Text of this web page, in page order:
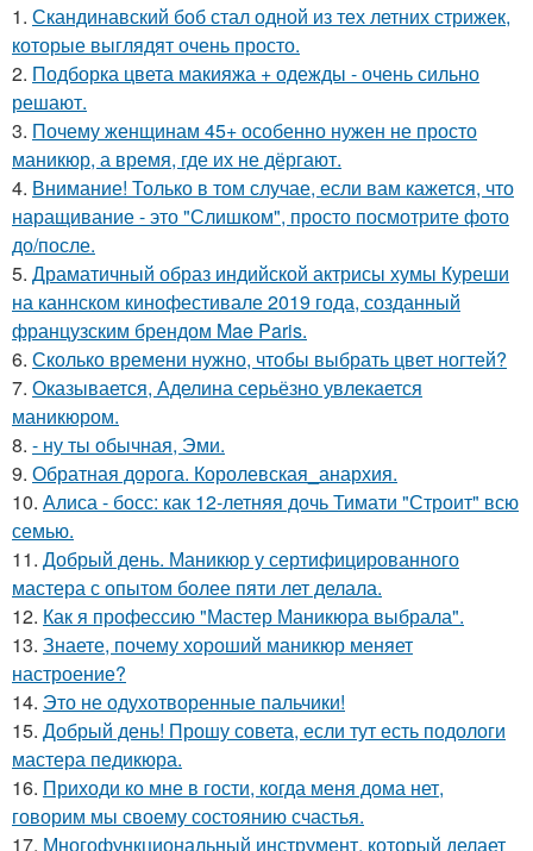
1. Скандинавский боб стал одной из тех летних стрижек,
которые выглядят очень просто.
2. Подборка цвета макияжа + одежды - очень сильно
решают.
3. Почему женщинам 45+ особенно нужен не просто
маникюр, а время, где их не дёргают.
4. Внимание! Только в том случае, если вам кажется, что
наращивание - это "Слишком", просто посмотрите фото
до/после.
5. Драматичный образ индийской актрисы хумы Куреши
на каннском кинофестивале 2019 года, созданный
французским брендом Mae Paris.
6. Сколько времени нужно, чтобы выбрать цвет ногтей?
7. Оказывается, Аделина серьёзно увлекается
маникюром.
8. - ну ты обычная, Эми.
9. Обратная дорога. Королевская_анархия.
10. Алиса - босс: как 12-летняя дочь Тимати "Строит" всю
семью.
11. Добрый день. Маникюр у сертифицированного
мастера с опытом более пяти лет делала.
12. Как я профессию "Мастер Маникюра выбрала".
13. Знаете, почему хороший маникюр меняет
настроение?
14. Это не одухотворенные пальчики!
15. Добрый день! Прошу совета, если тут есть подологи
мастера педикюра.
16. Приходи ко мне в гости, когда меня дома нет,
говорим мы своему состоянию счастья.
17. Многофункциональный инструмент, который делает